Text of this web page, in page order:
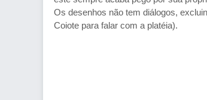
Os desenhos não tem diálogos,
Coiote para falar com a platéia).